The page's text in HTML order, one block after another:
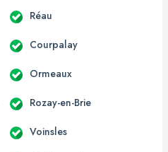
Réau
Courpalay
Ormeaux
Rozay-en-Brie
Voinsles